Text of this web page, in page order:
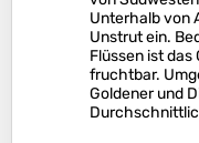
Unterhalb von
Unstrut ein.
Flüssen ist
fruchtbar.
Goldener und